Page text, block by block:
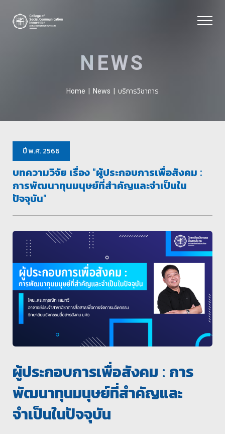
NEWS
Home News บริการวิชาการ
ปี พ.ศ. 2566
บทความวิจัย เรื่อง "ผู้ประกอบการเพื่อสังคม :
การพัฒนาทุนมนุษย์ที่สำคัญและจำเป็นใน
ปัจจุบัน"
ผู้ประกอบการเพื่อสังคม : การ
พัฒนาทุนมนุษย์ที่สำคัญและ
จำเป็นในปัจจุบัน